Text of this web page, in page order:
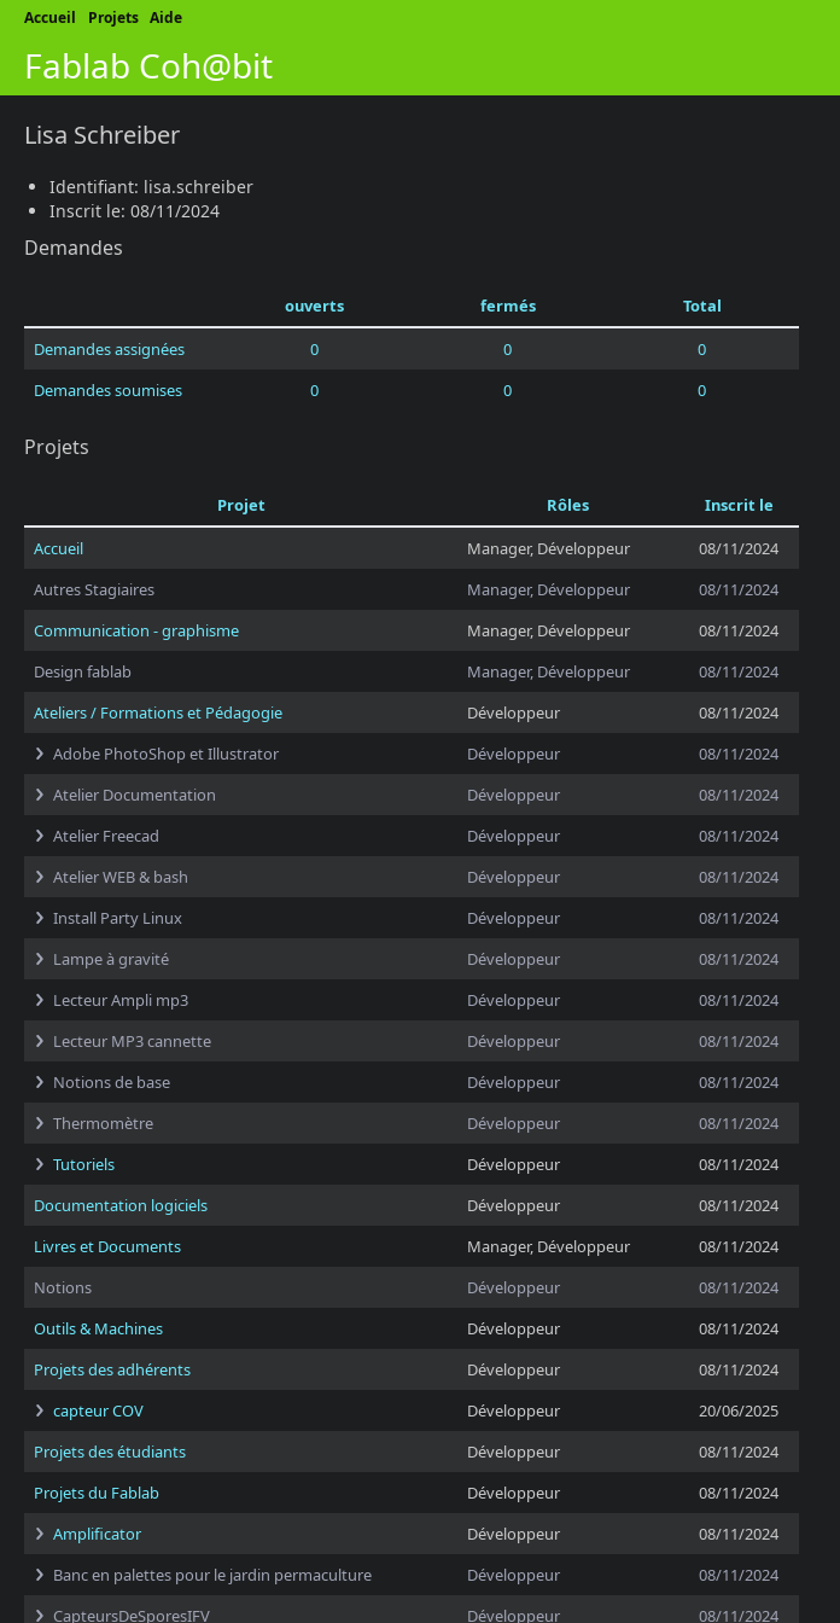
Accueil Projets Aide
Fablab Coh@bit
Lisa Schreiber
Identifiant: lisa.schreiber
Inscrit le: 08/11/2024
Demandes
ouverts fermés
Total
Demandes assignées
0 0
0
Demandes soumises
0 0 0
Projets
Projet Rôles
Inscrit le
Accueil
Manager, Développeur
08/11/2024
Autres Stagiaires
Manager, Développeur
08/11/2024
Communication - graphisme
Manager, Développeur
08/11/2024
Design fablab
Manager, Développeur
08/11/2024
Ateliers / Formations et Pédagogie
Développeur
08/11/2024
Adobe PhotoShop et Illustrator
Développeur
08/11/2024
Atelier Documentation
Développeur
08/11/2024
Atelier Freecad
Développeur
08/11/2024
Atelier WEB & bash
Développeur
08/11/2024
Install Party Linux
Développeur
08/11/2024
Lampe à gravité
Développeur
08/11/2024
Lecteur Ampli mp3
Développeur
08/11/2024
Lecteur MP3 cannette
Développeur
08/11/2024
Notions de base
Développeur
08/11/2024
Thermomètre
Développeur
08/11/2024
Tutoriels
Développeur
08/11/2024
Documentation logiciels
Développeur
08/11/2024
Livres et Documents
Manager, Développeur
08/11/2024
Notions
Développeur
08/11/2024
Outils & Machines
Développeur
08/11/2024
Projets des adhérents
Développeur
08/11/2024
capteur COV
Développeur
20/06/2025
Projets des étudiants
Développeur
08/11/2024
Projets du Fablab
Développeur
08/11/2024
Amplificator
Développeur
08/11/2024
Banc en palettes pour le jardin permaculture
Développeur
08/11/2024
CapteursDeSporesIFV
Développeur 08/11/2024